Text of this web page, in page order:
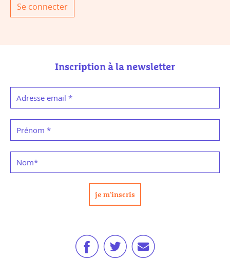
Se connecter
Inscription à la newsletter
Adresse email *
Prénom *
Nom*